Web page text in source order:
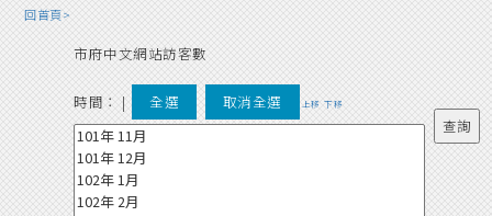
回首頁>
市府中文網站訪客數
時間： | 全選 取消全選 上移 下移